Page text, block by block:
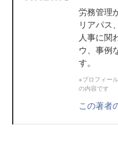
労務管理
リアパス
人事に関
ウ、事例
す。
※プロフィー
の内容です
この著者